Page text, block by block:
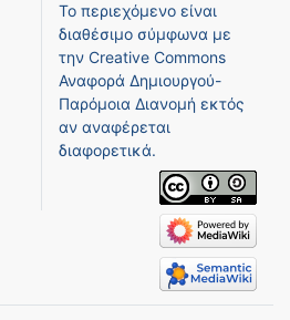
Το περιεχόμενο είναι
διαθέσιμο σύμφωνα με
την Creative Commons
Αναφορά Δημιουργού-
Παρόμοια Διανομή εκτός
αν αναφέρεται
διαφορετικά.